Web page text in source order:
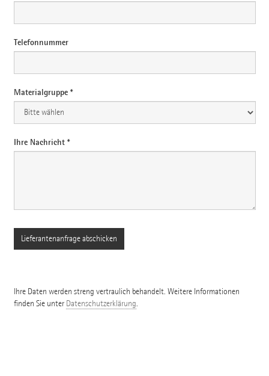
Telefonnummer
Materialgruppe *
Ihre Nachricht *
Ihre Daten werden streng vertraulich behandelt. Weitere Informationen
finden Sie unter Datenschutzerklärung.